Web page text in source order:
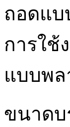
ถอดแบ
การใช้
แบบพล
ขนาดบ